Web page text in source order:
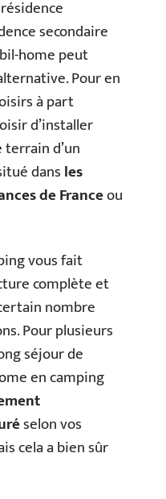
secondaire
home peut
Pour en
à part
d’installer
d’un
dansles
de Franceou
vous fait
complète et
nombre
Pour plusieurs
séjour de
en camping
selon vos
cela a bien sûr